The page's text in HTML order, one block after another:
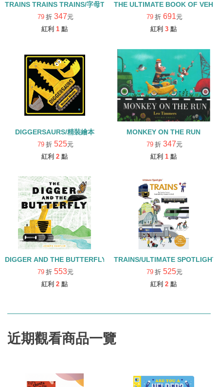
TRAINS TRAINS TRAINS/字母T學習繪本
79 折 347元
紅利 1 點
THE ULTIMATE BOOK OF
79 折 691元
紅利 3 點
DIGGERSAURS/精裝繪本
79 折 525元
紅利 2 點
MONKEY ON THE RUN
79 折 347元
紅利 1 點
DIGGER AND THE BUTTERFLY/精裝
79 折 553元
紅利 2 點
TRAINS/ULTIMATE
79 折 525元
紅利 2 點
近期觀看商品一覽